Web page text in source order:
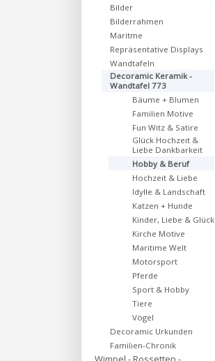
Bilder
Bilderrahmen
Maritme
Repräsentative Displays
Wandtafeln
Decoramic Keramik -
Wandtafel 773
Bäume + Blumen
Familien Motive
Fun Witz & Satire
Glück Hochzeit &
Liebe Dankbarkeit
Hobby & Beruf
Hochzeit & Liebe
Idylle & Landschaft
Katzen + Hunde
Kinder, Liebe & Glück
Kirche Motive
Maritime Welt
Motorsport
Pferde
Sport & Hobby
Tiere
Vögel
Decoramic Urkunden
Familien-Chronik